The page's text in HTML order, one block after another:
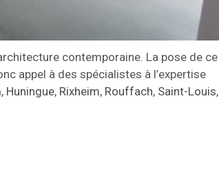
contemporaine. La pose de ce
appel à des spécialistes à l’expertise
, Huningue, Rixheim, Rouffach, Saint-Louis,